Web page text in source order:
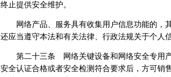
终止提供安全维护。
网络产品、服务具有收集用户信息功能的，
还应当遵守本法和有关法律、行政法规关于个人
第二十三条 网络关键设备和网络安全专用
安全认证合格或者安全检测符合要求后，方可销